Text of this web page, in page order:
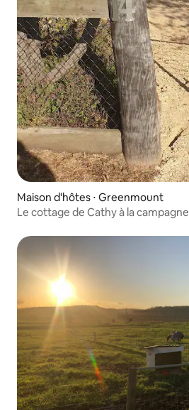
Maison d'hôtes ⋅ Greenmount
Le cottage de Cathy à la campagne